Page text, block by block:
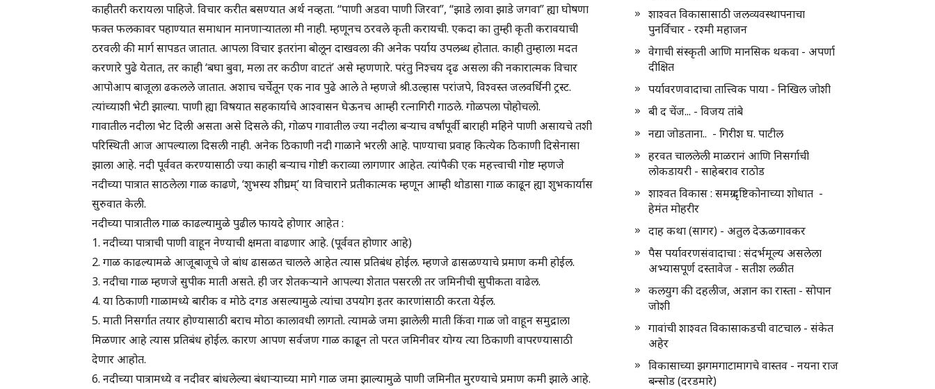
काहीतरी करायला पाहिजे. विचार करीत बसण्यात अर्थ नव्हता. “पाणी अडवा पाणी जिरवा”, “झाडे लावा झाडे जगवा” ह्या घोषणा
फक्त फलकावर पहाण्यात समाधान मानणाऱ्यातला मी नाही. म्हणूनच ठरवले कृती करायची. एकदा का तुम्ही कृती करावयाची
ठरवली की मार्ग सापडत जातात. आपला विचार इतरांना बोलून दाखवला की अनेक पर्याय उपलब्ध होतात. काही तुम्हाला मदत
करणारे पुढे येतात, तर काही ‘बघा बुवा, मला तर कठीण वाटतं’ असे म्हणणारे. परंतु निश्चय दृढ असला की नकारात्मक विचार
आपोआप बाजूला ढकलले जातात. अशाच चर्चेतून एक नाव पुढे आले ते म्हणजे श्री.उल्हास परांजपे, विश्वस्त जलवर्धिनी ट्रस्ट.
त्यांच्याशी भेटी झाल्या. पाणी ह्या विषयात सहकार्याचे आश्वासन घेऊनच आम्ही रत्नागिरी गाठले. गोळपला पोहोचलो.
गावातील नदीला भेट दिली असता असे दिसले की, गोळप गावातील ज्या नदीला बऱ्याच वर्षांपूर्वी बाराही महिने पाणी असायचे तशी
परिस्थिती आज आपल्याला दिसली नाही. अनेक ठिकाणी नदी गाळाने भरली आहे. पाण्याचा प्रवाह कित्येक ठिकाणी दिसेनासा
झाला आहे. नदी पूर्ववत करण्यासाठी ज्या काही बऱ्याच गोष्टी कराव्या लागणार आहेत. त्यांपैकी एक महत्त्वाची गोष्ट म्हणजे
नदीच्या पात्रात साठलेला गाळ काढणे, ‘शुभस्य शीघ्रम्’ या विचाराने प्रतीकात्मक म्हणून आम्ही थोडासा गाळ काढून ह्या शुभकार्यास
सुरुवात केली.
नदीच्या पात्रातील गाळ काढल्यामुळे पुढील फायदे होणार आहेत :
1. नदीच्या पात्राची पाणी वाहून नेण्याची क्षमता वाढणार आहे. (पूर्ववत होणार आहे)
2. गाळ काढल्यामळे आजूबाजूचे जे बांध ढासळत चालले आहेत त्यास प्रतिबंध होईल. म्हणजे ढासळण्याचे प्रमाण कमी होईल.
3. नदीचा गाळ म्हणजे सुपीक माती असते. ही जर शेतकऱ्याने आपल्या शेतात पसरली तर जमिनीची सुपीकता वाढेल.
4. या ठिकाणी गाळामध्ये बारीक व मोठे दगड असल्यामुळे त्यांचा उपयोग इतर कारणांसाठी करता येईल.
5. माती निसर्गात तयार होण्यासाठी बराच मोठा कालावधी लागतो. त्यामळे जमा झालेली माती किंवा गाळ जो वाहून समुद्राला
मिळणार आहे त्यास प्रतिबंध होईल. कारण आपण सर्वजण गाळ काढून तो परत जमिनीवर योग्य त्या ठिकाणी वापरण्यासाठी
देणार आहोत.
6. नदीच्या पात्रामध्ये व नदीवर बांधलेल्या बंधाऱ्याच्या मागे गाळ जमा झाल्यामुळे पाणी जमिनीत मुरण्याचे प्रमाण कमी झाले आहे.
शाश्वत विकासासाठी जलव्यवस्थापनाचा
पुनर्विचार - रश्मी महाजन
वेगाची संस्कृती आणि मानसिक थकवा - अपर्णा
दीक्षित
पर्यावरणवादाचा तात्त्विक पाया - निखिल जोशी
बी द चेंज... - विजय तांबे
नद्या जोडताना.. - गिरीश घ. पाटील
हरवत चाललेली माळरानं आणि निसर्गाची
लोकडायरी - साहेबराव राठोड
शाश्वत विकास : समग्र दृष्टिकोनाच्या शोधात -
हेमंत मोहरीर
दाह कथा (सागर) - अतुल देऊळगावकर
पैस पर्यावरणसंवादाचा : संदर्भमूल्य असलेला
अभ्यासपूर्ण दस्तावेज - सतीश लळीत
कलयुग की दहलीज, अज्ञान का रास्ता - सोपान
जोशी
गावांची शाश्वत विकासाकडची वाटचाल - संकेत
अहेर
विकासाच्या झगमगाटामागचे वास्तव - नयना राज
बन्सोड (दरडमारे)